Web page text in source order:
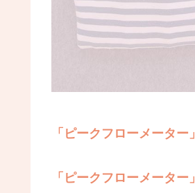
「ピークフローメーター」
「ピークフローメーター」